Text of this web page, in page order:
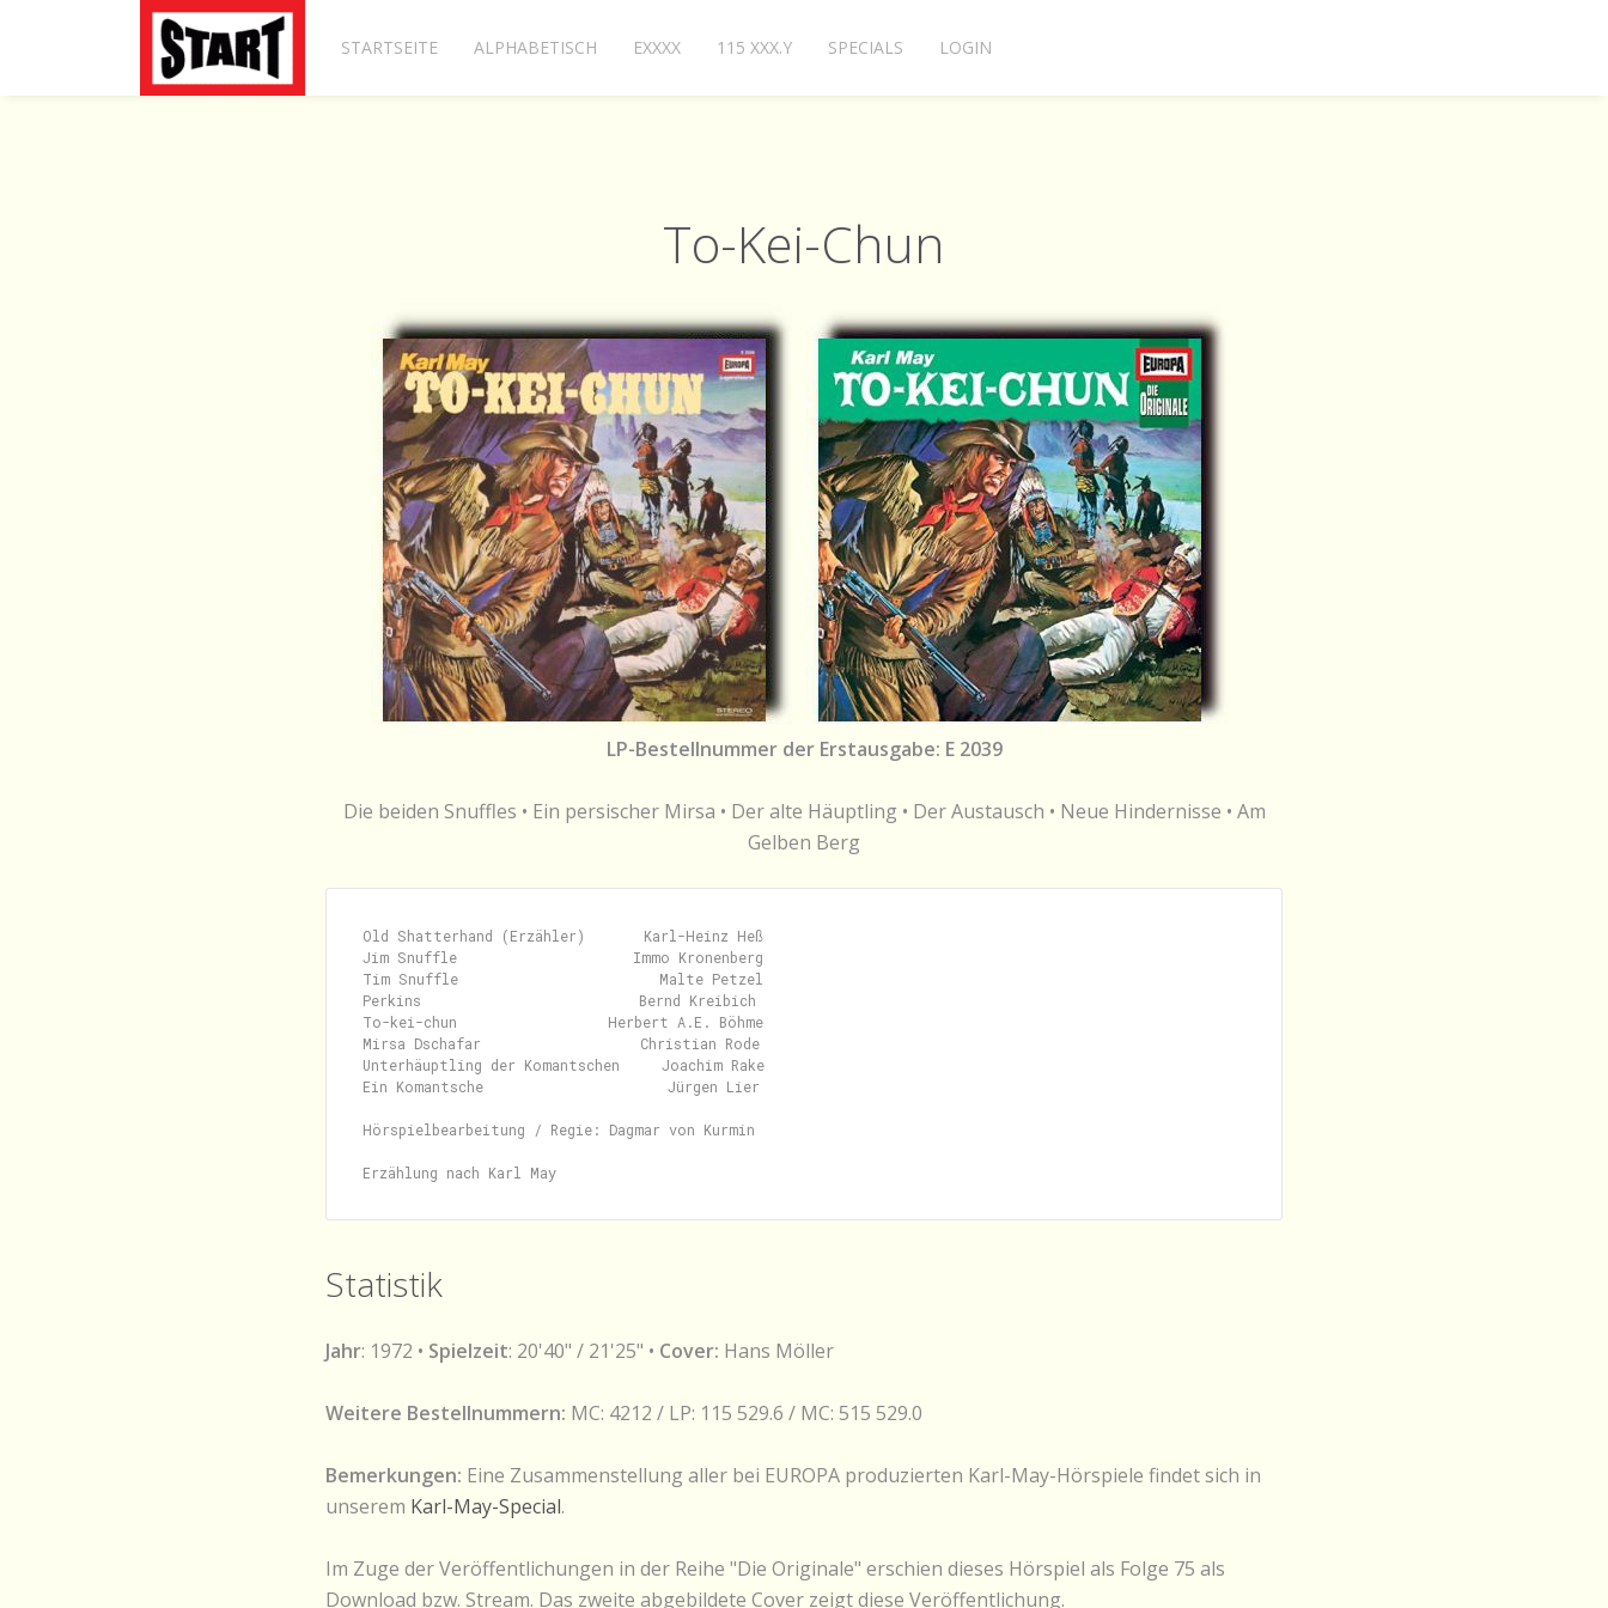
STARTSEITE ALPHABETISCH EXXXX 115 XXX.Y SPECIALS LOGIN
To-Kei-Chun
LP-Bestellnummer der Erstausgabe: E 2039
Die beiden Snuffles • Ein persischer Mirsa • Der alte Häuptling • Der Austausch • Neue Hindernisse • Am
Gelben Berg
Old Shatterhand (Erzähler)       Karl-Heinz Heß
Jim Snuffle                     Immo Kronenberg
Tim Snuffle                        Malte Petzel
Perkins                          Bernd Kreibich
To-kei-chun                  Herbert A.E. Böhme
Mirsa Dschafar                   Christian Rode
Unterhäuptling der Komantschen     Joachim Rake
Ein Komantsche                      Jürgen Lier
Hörspielbearbeitung / Regie: Dagmar von Kurmin
Statistik
Jahr: 1972 • Spielzeit: 20'40" / 21'25" • Cover: Hans Möller
Weitere Bestellnummern: MC: 4212 / LP: 115 529.6 / MC: 515 529.0
Bemerkungen: Eine Zusammenstellung aller bei EUROPA produzierten Karl-May-Hörspiele findet sich in
unserem Karl-May-Special.
Im Zuge der Veröffentlichungen in der Reihe "Die Originale" erschien dieses Hörspiel als Folge 75 als
Download bzw. Stream. Das zweite abgebildete Cover zeigt diese Veröffentlichung.